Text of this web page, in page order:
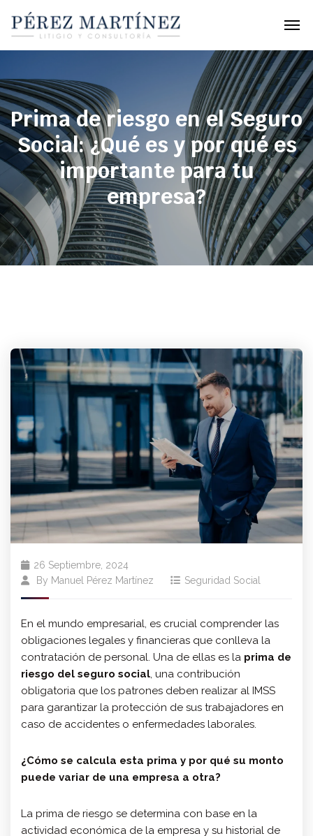
Prima de riesgo en el Seguro
Social: ¿Qué es y por qué es
importante para tu
empresa?
26 Septiembre, 2024
By Manuel Pérez Martínez Seguridad Social
En el mundo empresarial, es crucial comprender las
obligaciones legales y financieras que conlleva la
contratación de personal. Una de ellas es la prima de
riesgo del seguro social, una contribución
obligatoria que los patrones deben realizar al IMSS
para garantizar la protección de sus trabajadores en
caso de accidentes o enfermedades laborales.
¿Cómo se calcula esta prima y por qué su monto
puede variar de una empresa a otra?
La prima de riesgo se determina con base en la
actividad económica de la empresa y su historial de